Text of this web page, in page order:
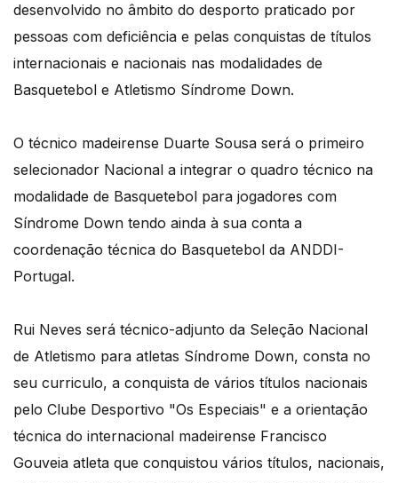
desenvolvido no âmbito do desporto praticado por
pessoas com deficiência e pelas conquistas de títulos
internacionais e nacionais nas modalidades de
Basquetebol e Atletismo Síndrome Down.
O técnico madeirense Duarte Sousa será o primeiro
selecionador Nacional a integrar o quadro técnico na
modalidade de Basquetebol para jogadores com
Síndrome Down tendo ainda à sua conta a
coordenação técnica do Basquetebol da ANDDI-
Portugal.
Rui Neves será técnico-adjunto da Seleção Nacional
de Atletismo para atletas Síndrome Down, consta no
seu curriculo, a conquista de vários títulos nacionais
pelo Clube Desportivo "Os Especiais" e a orientação
técnica do internacional madeirense Francisco
Gouveia atleta que conquistou vários títulos, nacionais,